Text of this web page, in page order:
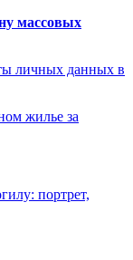
массовых
личных данных в
жилье за
портрет,